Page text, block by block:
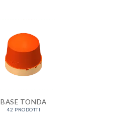
BASE TONDA
42 PRODOTTI